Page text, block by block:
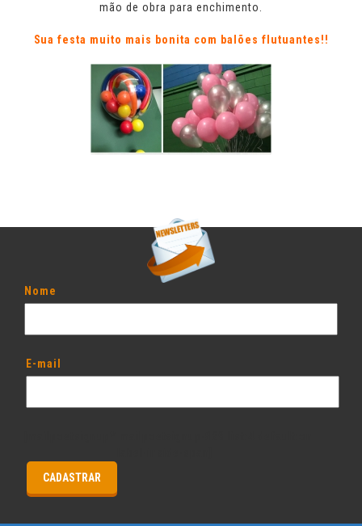
mão de obra para enchimento.
Sua festa muito mais bonita com balões flutuantes!!
Nome
E-mail